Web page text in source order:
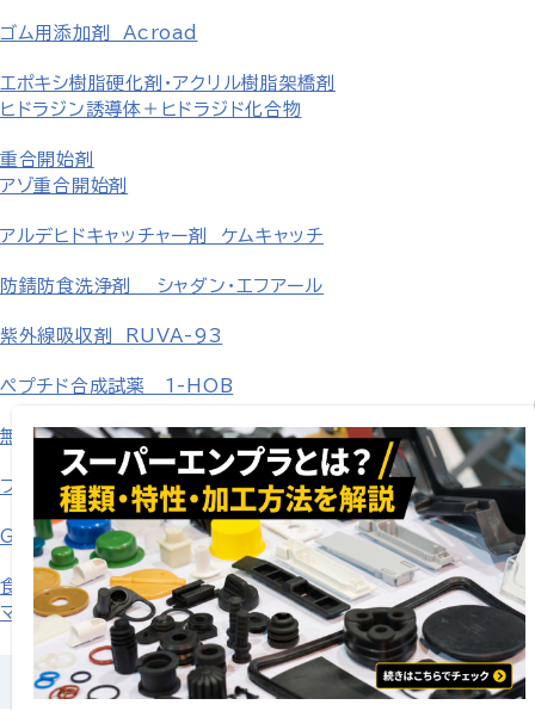
ゴム用添加剤 Acroad
エポキシ樹脂硬化剤・アクリル樹脂架橋剤
ヒドラジン誘導体＋ヒドラジド化合物
重合開始剤
アゾ重合開始剤
アルデヒドキャッチャー剤 ケムキャッチ
防錆防食洗浄剤 シャダン・エフアール
紫外線吸収剤 RUVA-93
ペプチド合成試薬 1-HOB
無機塩
フェニル誘導体 p-置換フェニル誘導体
GCLE・タゾバクタム β-ラクタム化合物
食品添加用合成香料
マルトール、エチルマルトール、レブリン酸
大塚グループ